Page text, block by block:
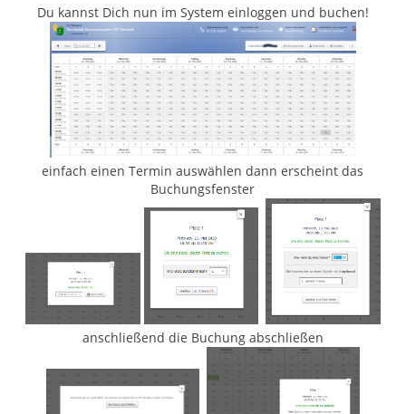
Du kannst Dich nun im System einloggen und buchen!
einfach einen Termin auswählen dann erscheint das
Buchungsfenster
anschließend die Buchung abschließen